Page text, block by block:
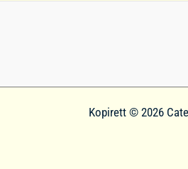
Kopirett © 2026